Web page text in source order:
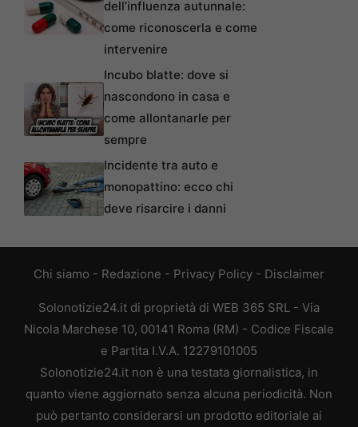
dell’influenza autunnale:
come riconoscerla e come
intervenire
Incubo blatte: dove si
nascondono in casa e
come allontanarle per
sempre
Incidente tra auto e
monopattino: ecco chi
deve risarcire i danni
Chi siamo - Redazione - Privacy Policy - Disclaimer
Solonotizie24.it di proprietà di WEB 365 SRL - Via
Nicola Marchese 10, 00141 Roma (RM) - Codice Fiscale
e Partita I.V.A. 12279101005
Solonotizie24.it non è una testata giornalistica, in
quanto viene aggiornato senza alcuna periodicità. Non
può pertanto considerarsi un prodotto editoriale ai